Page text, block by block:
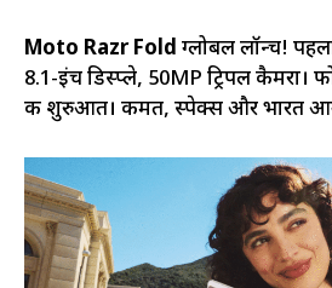
Moto Razr Fold ग्लोबल लॉन्च!
8.1-इंच डिस्प्ले, 50MP ट्रिपल कैमरा।
की शुरुआत। कीमत, स्पेक्स और भारत